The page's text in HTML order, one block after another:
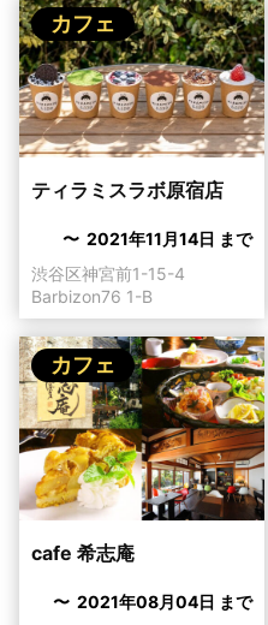
カフェ
ティラミスラボ原宿店
〜 2021年11月14日 まで
渋谷区神宮前1-15-4
Barbizon76 1-B
カフェ
cafe 希志庵
〜 2021年08月04日 まで